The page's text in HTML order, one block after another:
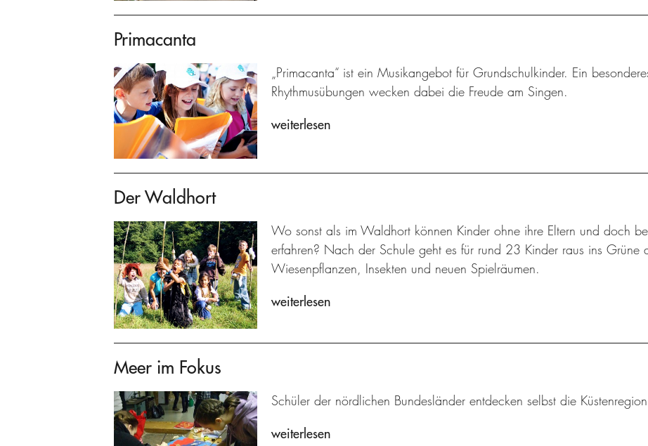
Primacanta
„Primacanta“ ist ein Musikangebot für Grundschulkinder. Ein
Rhythmusübungen wecken dabei die Freude am Singen.
weiterlesen
Der Waldhort
Wo sonst als im Waldhort können Kinder ohne ihre Eltern und doch
erfahren? Nach der Schule geht es für rund 23 Kinder raus ins Grüne
Wiesenpflanzen, Insekten und neuen Spielräumen.
weiterlesen
Meer im Fokus
Schüler der nördlichen Bundesländer entdecken selbst die
weiterlesen